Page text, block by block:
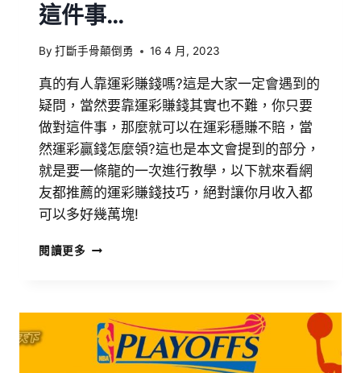
這件事…
By 打斷手骨顛倒勇 16 4 月, 2023
真的有人靠運彩賺錢嗎?這是大家一定會遇到的
疑問，當然要靠運彩賺錢其實也不難，你只要
做對這件事，那麼就可以在運彩穩賺不賠，當
然運彩贏錢怎麼領?這也是本文會提到的部分，
就是要一條龍的一次進行教學，以下就來看網
友都推薦的運彩賺錢技巧，絕對讓你月收入都
可以多好幾萬塊!
閱讀更多